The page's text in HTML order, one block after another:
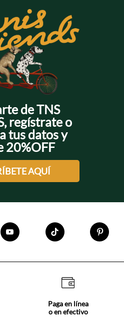
de TNS
regístrate o
tus datos y
20%OFF
AQUÍ
Paga en línea
o en efectivo